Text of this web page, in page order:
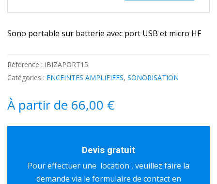
Sono portable sur batterie avec port USB et micro HF
Référence : IBIZAPORT15
Catégories : ENCEINTES AMPLIFIEES, SONORISATION
À partir de 66,00 €
Devis gratuit
Pour effectuer une location , veuillez faire la
demande via le formulaire de contact en